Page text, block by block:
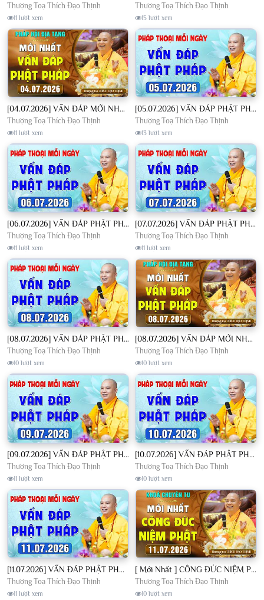
Thượng Toạ Thích Đạo Thịnh
11 lượt xem
Thượng Toạ Thích Đạo Thịnh
15 lượt xem
[04.07.2026] VẤN ĐÁP MỚI NHẤT - Pháp Hội Địa Tạng Chùa Khai Nguyên | TT. Thích Đạo Thịnh
Thượng Toạ Thích Đạo Thịnh
11 lượt xem
[05.07.2026] VẤN ĐÁP PHẬT PHÁP - Nghe Thầy giảng Pháp mỗi ngày CÔNG ĐỨC VÔ LƯỢNG│TT. Thích Đạo Thịnh
Thượng Toạ Thích Đạo Thịnh
13 lượt xem
[06.07.2026] VẤN ĐÁP PHẬT PHÁP - Nghe Thầy giảng Pháp mỗi ngày CÔNG ĐỨC VÔ LƯỢNG│TT. Thích Đạo Thịnh
Thượng Toạ Thích Đạo Thịnh
11 lượt xem
[07.07.2026] VẤN ĐÁP PHẬT PHÁP - Nghe Thầy giảng Pháp mỗi ngày CÔNG ĐỨC VÔ LƯỢNG│TT. Thích Đạo Thịnh
Thượng Toạ Thích Đạo Thịnh
11 lượt xem
[08.07.2026] VẤN ĐÁP PHẬT PHÁP - Nghe Thầy giảng Pháp mỗi ngày CÔNG ĐỨC VÔ LƯỢNG│TT. Thích Đạo Thịnh
Thượng Toạ Thích Đạo Thịnh
10 lượt xem
[08.07.2026] VẤN ĐÁP MỚI NHẤT - Pháp Hội Địa Tạng Chùa Khai Nguyên | TT. Thích Đạo Thịnh
Thượng Toạ Thích Đạo Thịnh
10 lượt xem
[09.07.2026] VẤN ĐÁP PHẬT PHÁP - Nghe Thầy giảng Pháp mỗi ngày CÔNG ĐỨC VÔ LƯỢNG│TT. Thích Đạo Thịnh
Thượng Toạ Thích Đạo Thịnh
11 lượt xem
[10.07.2026] VẤN ĐÁP PHẬT PHÁP - Nghe Thầy giảng Pháp mỗi ngày CÔNG ĐỨC VÔ LƯỢNG│TT. Thích Đạo Thịnh
Thượng Toạ Thích Đạo Thịnh
10 lượt xem
[11.07.2026] VẤN ĐÁP PHẬT PHÁP - Nghe Thầy giảng Pháp mỗi ngày CÔNG ĐỨC VÔ LƯỢNG│TT. Thích Đạo Thịnh
Thượng Toạ Thích Đạo Thịnh
11 lượt xem
[ Mới Nhất ] CÔNG ĐỨC NIỆM PHẬT - Khoá Chuyên Tu Chùa Khai Nguyên 11/07/2026 | TT. Thích Đạo Thịnh
Thượng Toạ Thích Đạo Thịnh
10 lượt xem